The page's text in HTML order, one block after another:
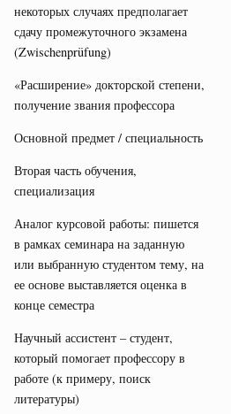
некоторых случаях предполагает
сдачу промежуточного экзамена
(Zwischenprüfung)
«Расширение» докторской степени,
получение звания профессора
Основной предмет / специальность
Вторая часть обучения,
специализация
Аналог курсовой работы: пишется
в рамках семинара на заданную
или выбранную студентом тему, на
ее основе выставляется оценка в
конце семестра
Научный ассистент – студент,
который помогает профессору в
работе (к примеру, поиск
литературы)